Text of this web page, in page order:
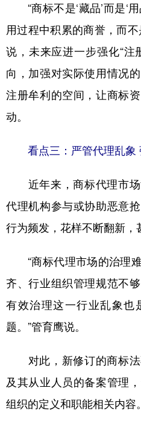
“商标不是‘藏品’而是‘用
用过程中积累的商誉，而
说，未来应进一步强化“注
向，加强对实际使用情况
注册牟利的空间，让商标
动。
看点三：严管代理乱象
近年来，商标代理市场
代理机构参与或协助恶意
行为频发，花样不断翻新，
“商标代理市场的治理难
齐、行业组织管理规范不
有效治理这一行业乱象也
题。”管育鹰说。
对此，新修订的商标法
及其从业人员的备案管理
组织的定义和职能相关内容。